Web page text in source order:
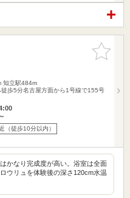
お気に入
りに追加
知立駅484m
歩5分名古屋方面から1号線で155号
（徒歩10分以内）
かなり完成度が高い。浴室は全面
ウリュを体験後の深さ120cm水温